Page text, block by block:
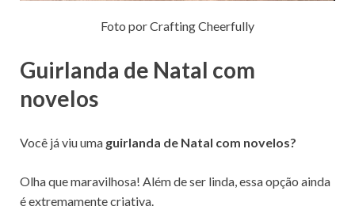
Foto por Crafting Cheerfully
Guirlanda de Natal com
novelos
Você já viu uma guirlanda de Natal com novelos?
Olha que maravilhosa! Além de ser linda, essa opção ainda
é extremamente criativa.